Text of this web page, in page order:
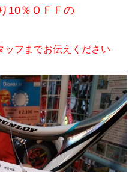
10％ＯＦＦの
フまでお伝えください